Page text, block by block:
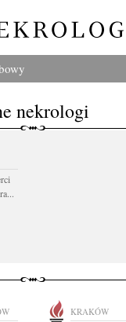
nekrologi
KRAKÓW